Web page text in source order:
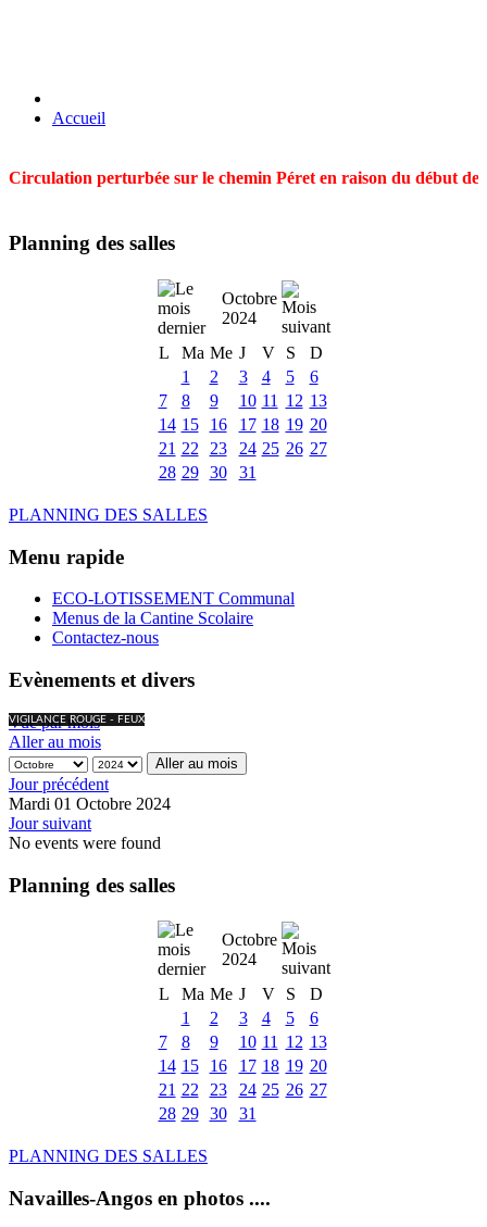
Accueil
Circulation perturbée sur le chemin Péret en raison du début
Planning des salles
Octobre
2024
L
Ma Me J V S
D
1
2 3 4 5
6
7
8 9 10 11 12 13
14 15 16 17 18 19 20
21 22 23 24 25 26 27
28 29 30 31
PLANNING DES SALLES
Menu rapide
ECO-LOTISSEMENT Communal
Menus de la Cantine Scolaire
Contactez-nous
Evènements et divers
VIGILANCE ROUGE - FEUX
Vue par mois
Aller au mois
Aller au mois
Jour précédent
Mardi 01 Octobre 2024
Jour suivant
No events were found
Planning des salles
Octobre
2024
L
Ma Me J V S
D
1
2 3 4 5
6
7
8 9 10 11 12 13
14 15 16 17 18 19 20
21 22 23 24 25 26 27
28 29 30 31
PLANNING DES SALLES
Navailles-Angos en photos ....